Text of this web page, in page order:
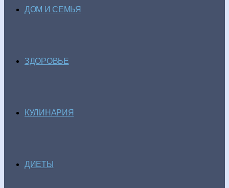
ДОМ И СЕМЬЯ
ЗДОРОВЬЕ
КУЛИНАРИЯ
ДИЕТЫ